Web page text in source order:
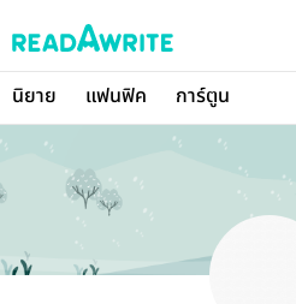
นิยาย แฟนฟิค การ์ตูน